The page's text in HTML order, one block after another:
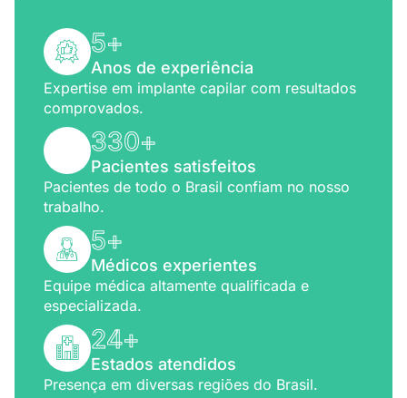
5+
Anos de experiência
Expertise em implante capilar com resultados
comprovados.
330+
Pacientes satisfeitos
Pacientes de todo o Brasil confiam no nosso
trabalho.
5+
Médicos experientes
Equipe médica altamente qualificada e
especializada.
24+
Estados atendidos
Presença em diversas regiões do Brasil.